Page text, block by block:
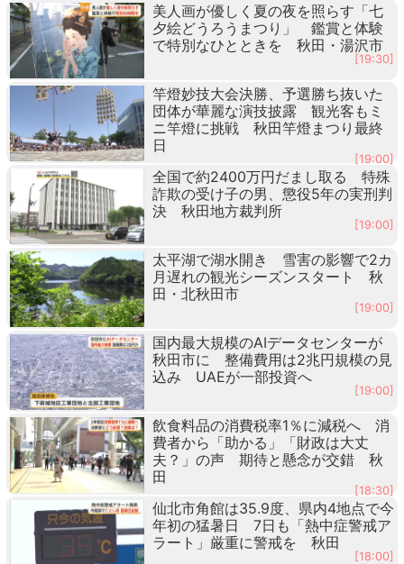
美人画が優しく夏の夜を照らす「七
夕絵どうろうまつり」 鑑賞と体験
で特別なひとときを 秋田・湯沢市
[19:30]
竿燈妙技大会決勝、予選勝ち抜いた
団体が華麗な演技披露 観光客もミ
ニ竿燈に挑戦 秋田竿燈まつり最終
日
[19:00]
全国で約2400万円だまし取る 特殊
詐欺の受け子の男、懲役5年の実刑判
決 秋田地方裁判所
[19:00]
太平湖で湖水開き 雪害の影響で2カ
月遅れの観光シーズンスタート 秋
田・北秋田市
[19:00]
国内最大規模のAIデータセンターが
秋田市に 整備費用は2兆円規模の見
込み UAEが一部投資へ
[19:00]
飲食料品の消費税率1％に減税へ 消
費者から「助かる」「財政は大丈
夫？」の声 期待と懸念が交錯 秋
田
[18:30]
仙北市角館は35.9度、県内4地点で今
年初の猛暑日 7日も「熱中症警戒ア
ラート」厳重に警戒を 秋田
[18:00]